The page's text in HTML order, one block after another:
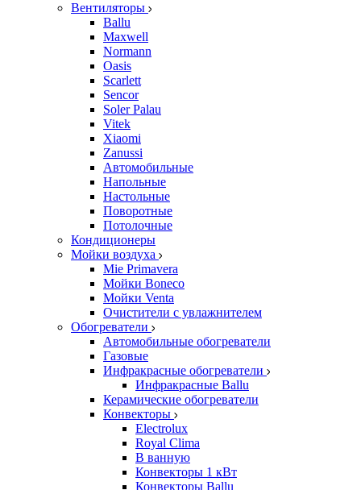
Вентиляторы
Ballu
Maxwell
Normann
Oasis
Scarlett
Sencor
Soler Palau
Vitek
Xiaomi
Zanussi
Автомобильные
Напольные
Настольные
Поворотные
Потолочные
Кондиционеры
Мойки воздуха
Mie Primavera
Мойки Boneco
Мойки Venta
Очистители с увлажнителем
Обогреватели
Автомобильные обогреватели
Газовые
Инфракрасные обогреватели
Инфракрасные Ballu
Керамические обогреватели
Конвекторы
Electrolux
Royal Clima
В ванную
Конвекторы 1 кВт
Конвекторы Ballu